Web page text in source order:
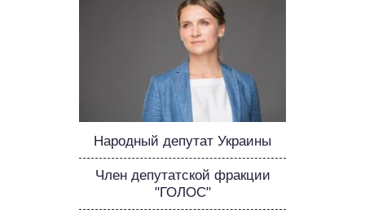
НЕВЫПОЛНЕННЫЕ ОБЕЩАНИЯ
ОБЕЩАНИЯ В ПРОЦЕССЕ
ВСЕ ОБЕЩАНИЯ
АРХИВНЫЕ ОБЕЩАНИЯ
Народный депутат Украины
Член депутатской фракции
"ГОЛОС"